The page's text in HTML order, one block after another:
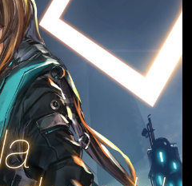
watch?
いろは Final Fantasy XIV